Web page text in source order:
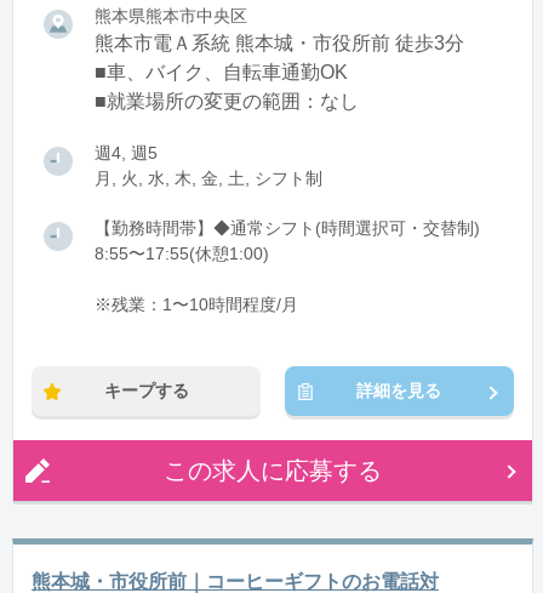
熊本県熊本市中央区
熊本市電Ａ系統 熊本城・市役所前 徒歩3分
■車、バイク、自転車通勤OK
■就業場所の変更の範囲：なし
週4, 週5
月, 火, 水, 木, 金, 土, シフト制
【勤務時間帯】◆通常シフト(時間選択可・交替制)
8:55〜17:55(休憩1:00)
※残業：1〜10時間程度/月
キープする 詳細を見る
この求人に応募する
熊本城・市役所前｜コーヒーギフトのお電話対